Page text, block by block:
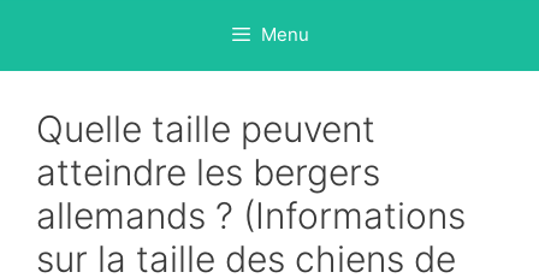
Menu
Quelle taille peuvent
atteindre les bergers
allemands ? (Informations
sur la taille des chiens de